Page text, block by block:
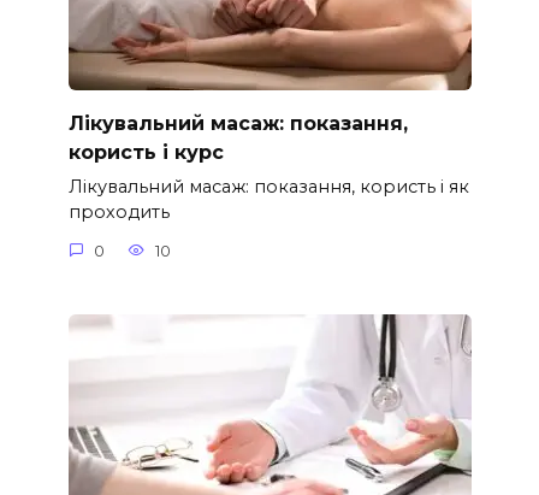
Лікувальний масаж: показання,
користь і курс
Лікувальний масаж: показання, користь і як
проходить
0 10